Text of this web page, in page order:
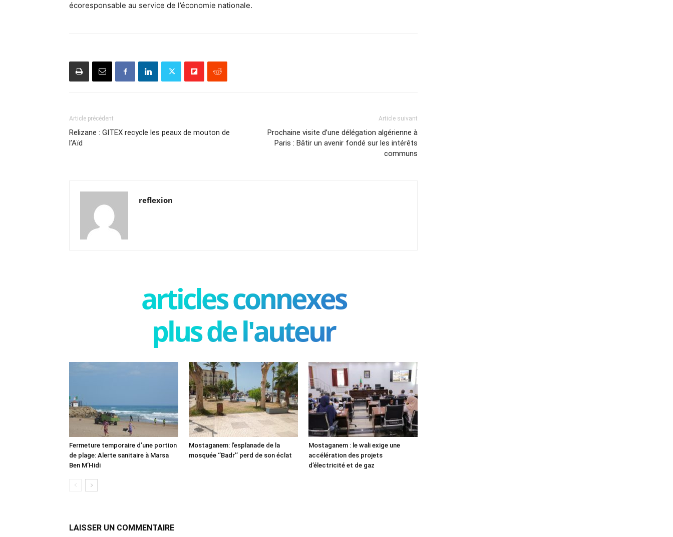
écoresponsable au service de l’économie nationale.
Article précédent
Relizane : GITEX recycle les peaux de mouton de
l’Aïd
Article suivant
Prochaine visite d’une délégation algérienne à
Paris : Bâtir un avenir fondé sur les intérêts
communs
reflexion
articles connexes
plus de l'auteur
Fermeture temporaire d’une portion
de plage: Alerte sanitaire à Marsa
Ben M’Hidi
Mostaganem: l’esplanade de la
mosquée ‘’Badr’’ perd de son éclat
Mostaganem : le wali exige une
accélération des projets
d’électricité et de gaz
LAISSER UN COMMENTAIRE